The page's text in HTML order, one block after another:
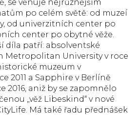
se věnuje nejrůznějším
po celém světě: od muzeí
od univerzitních center po
center po obytné věže.
díla patří: absolventské
Metropolitan University v roce
muzeum v
2011 a Sapphire v Berlíně
2016, aniž by se zapomnělo
„věž Libeskind“ v nové
Má také řadu přednášek